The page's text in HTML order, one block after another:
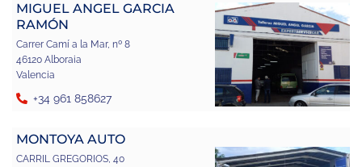
MIGUEL ANGEL GARCIA
RAMÓN
Carrer Camí a la Mar, nº 8
46120 Alboraia
Valencia
+34 961 858627
MONTOYA AUTO
CARRIL GREGORIOS, 40